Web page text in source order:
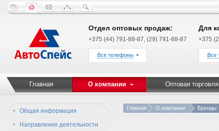
Отдел оптовых продаж:
+375 (44) 791-88-87, (29) 791-88-87
Все телефоны
Для
+375
Все
Главная О компании Оптовая торговля
Общая информация
Направления деятельности
Главная О компании Бренды